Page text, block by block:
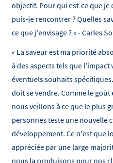
objectif. Pour qui est-ce que je
puis-je rencontrer ? Quelles
ce que j'envisage ? » - Carles
« La saveur est ma priorité
à des aspects tels que l'impact
éventuels souhaits
doit se vendre. Comme le
nous veillons à ce que le plus
personnes teste une nouvelle
développement. Ce n'est que
appréciée par une large
nous la produisons pour nos